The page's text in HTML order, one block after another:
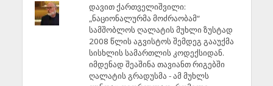
დავით ქართველიშვილი:
„ნაციონალურმა მოძრაობამ“
სამშობლოს ღალატის მუხლი ზუსტად
2008 წლის აგვისტოს შემდეგ გააუქმა
სისხლის სამართლის კოდექსიდან.
იმდენად შეაშინა თავიანთ რიგებში
ღალატის გრადუსმა - ამ მუხლს